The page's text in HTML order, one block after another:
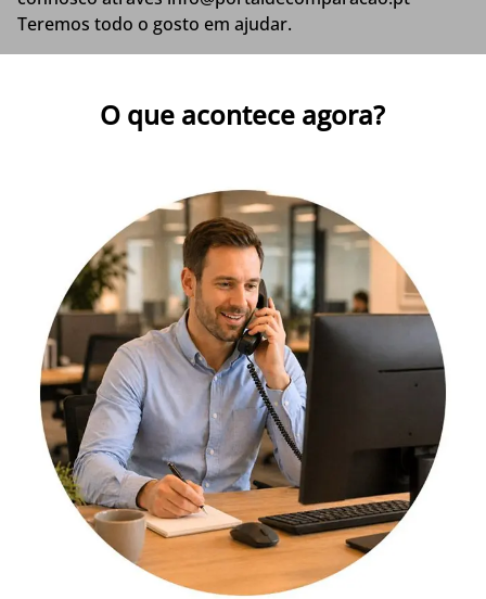
Teremos todo o gosto em ajudar.
O que acontece agora?